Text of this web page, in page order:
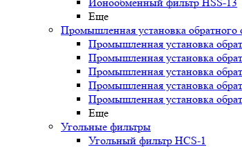
Еще
Промышленная установка обратного
Промышленная установка
Промышленная установка
Промышленная установка
Промышленная установка
Промышленная установка
Еще
Угольные фильтры
Угольный фильтр HСS-1